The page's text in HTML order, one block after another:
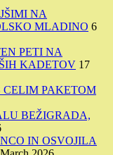
NA
MLADINO 6
PETI NA
KADETOV 17
CELIM PAKETOM
BEŽIGRADA,
IN OSVOJILA